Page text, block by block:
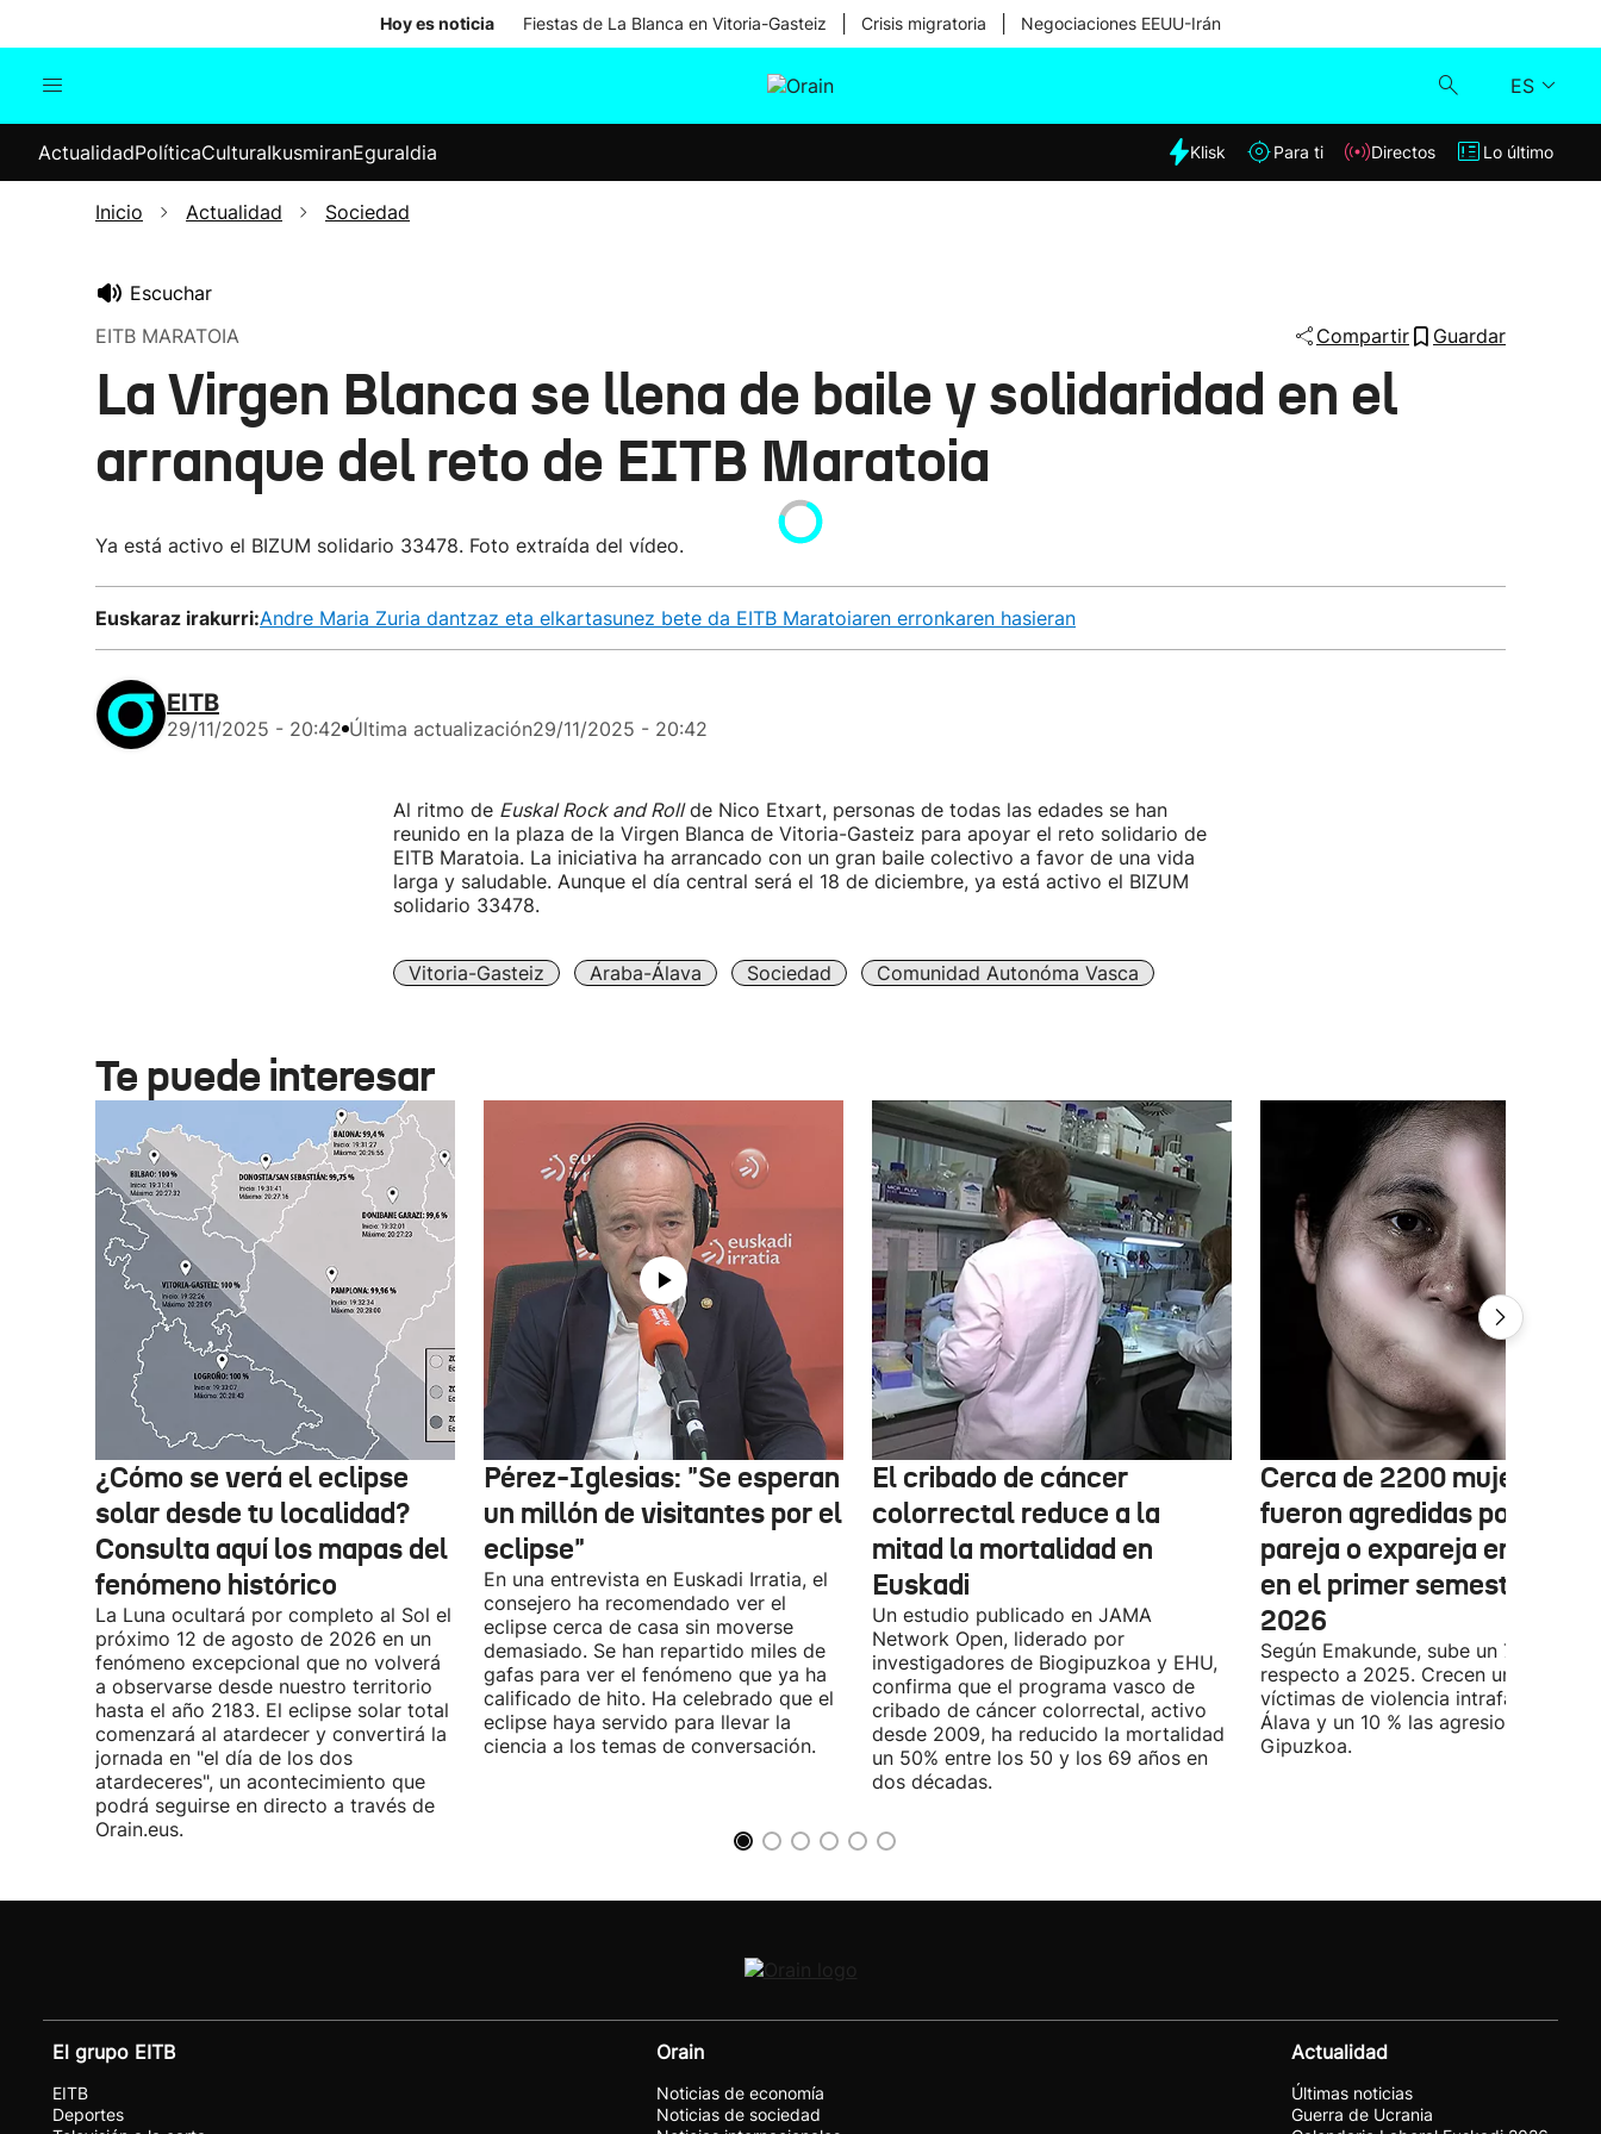
Hoy es noticia Fiestas de La Blanca en Vitoria-Gasteiz Crisis migratoria Negociaciones EEUU-Irán
ES
Internacional
Elecciones
Klisk
ActualidadPolíticaCulturaIkusmiranEguraldia Klisk Para ti Directos Lo último
Inicio Actualidad Sociedad
Escuchar
EITB MARATOIA
Compartir Guardar
La Virgen Blanca se llena de baile y solidaridad en el
arranque del reto de EITB Maratoia
Ya está activo el BIZUM solidario 33478. Foto extraída del vídeo.
Euskaraz irakurri:Andre Maria Zuria dantzaz eta elkartasunez bete da EITB Maratoiaren erronkaren hasieran
EITB
29/11/2025 - 20:42 Última actualización29/11/2025 - 20:42
Al ritmo de Euskal Rock and Rollde Nico Etxart, personas de todas las edades se han
reunido en la plaza de la Virgen Blanca de Vitoria-Gasteiz para apoyar el reto solidario de
EITB Maratoia. La iniciativa ha arrancado con un gran baile colectivo a favor de una vida
larga y saludable. Aunque el día central será el 18 de diciembre, ya está activo el BIZUM
solidario 33478.
Vitoria-Gasteiz Araba-Álava Sociedad Comunidad Autonóma Vasca
Te puede interesar
¿Cómo se verá el eclipse
solar desde tu localidad?
Consulta aquí los mapas del
fenómeno histórico
La Luna ocultará por completo al Sol el
próximo 12 de agosto de 2026 en un
fenómeno excepcional que no volverá
a observarse desde nuestro territorio
hasta el año 2183. El eclipse solar total
comenzará al atardecer y convertirá la
jornada en "el día de los dos
atardeceres", un acontecimiento que
podrá seguirse en directo a través de
Orain.eus.
Pérez-Iglesias: "Se esperan
un millón de visitantes por el
eclipse"
En una entrevista en Euskadi Irratia, el
consejero ha recomendado ver el
eclipse cerca de casa sin moverse
demasiado. Se han repartido miles de
gafas para ver el fenómeno que ya ha
calificado de hito. Ha celebrado que el
eclipse haya servido para llevar la
ciencia a los temas de conversación.
El cribado de cáncer
colorrectal reduce a la
mitad la mortalidad en
Euskadi
Un estudio publicado en JAMA
Network Open, liderado por
investigadores de Biogipuzkoa y EHU,
confirma que el programa vasco de
cribado de cáncer colorrectal, activo
desde 2009, ha reducido la mortalidad
un 50% entre los 50 y los 69 años en
dos décadas.
Cerca de 2200 mujeres
fueron agredidas por su
pareja o expareja en
en el primer semestre de
2026
Según Emakunde, sube un 7 %
respecto a 2025. Crecen un 20 % las
víctimas de violencia intrafamiliar en
Álava y un 10 % las agresiones en
Gipuzkoa.
El grupo EITB
EITB
Deportes
Orain
Noticias de economía
Noticias de sociedad
Actualidad
Últimas noticias
Guerra de Ucrania